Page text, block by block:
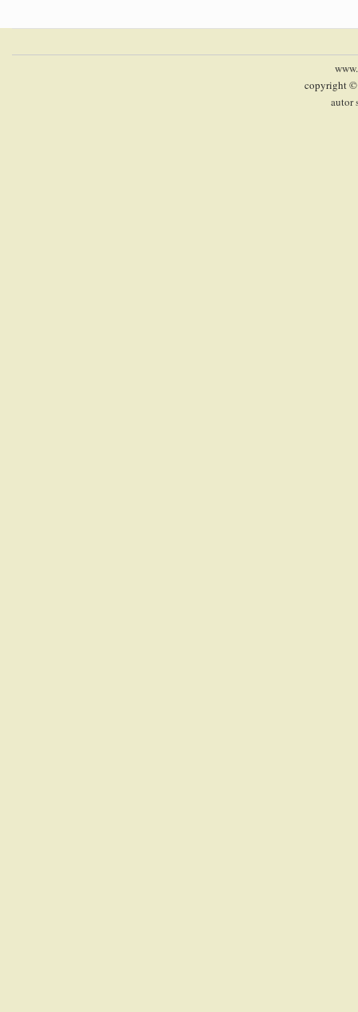
copyright
autor